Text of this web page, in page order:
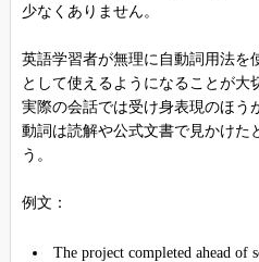
少なくありません。
英語学習者が無理に自動詞用法を
として使えるようになることが大
実際の会話では受け身表現のほう
動詞は読解や公式文書で見かけた
う。
例文：
The project completed ahead